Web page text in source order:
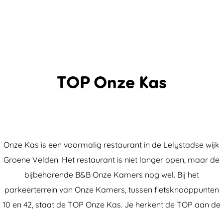
TOP Onze Kas
Onze Kas is een voormalig restaurant in de Lelystadse wijk
Groene Velden. Het restaurant is niet langer open, maar de
bijbehorende B&B Onze Kamers nog wel. Bij het
parkeerterrein van Onze Kamers, tussen fietsknooppunten
10 en 42, staat de TOP Onze Kas. Je herkent de TOP aan de